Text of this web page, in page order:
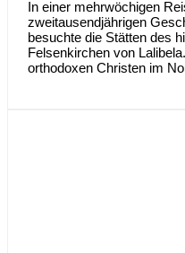
In einer mehrwöchigen
zweitausendjährigen
besuchte die Stätten des
Felsenkirchen von
orthodoxen Christen im